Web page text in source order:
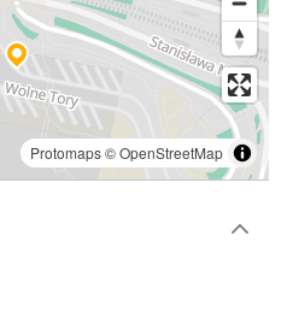
Protomaps©OpenStreetMap